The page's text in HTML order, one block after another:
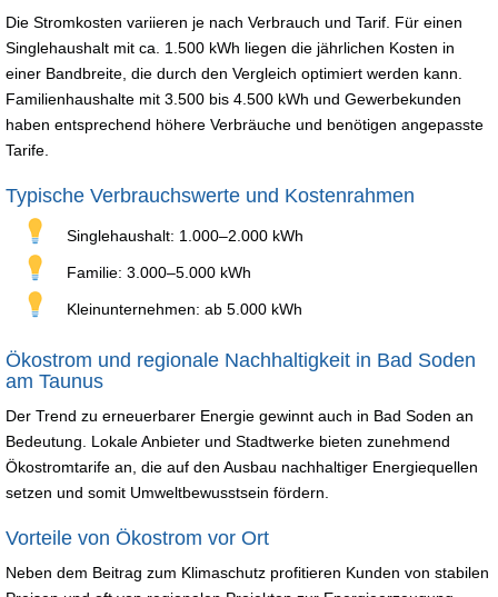
Die Stromkosten variieren je nach Verbrauch und Tarif. Für einen
Singlehaushalt mit ca. 1.500 kWh liegen die jährlichen Kosten in
einer Bandbreite, die durch den Vergleich optimiert werden kann.
Familienhaushalte mit 3.500 bis 4.500 kWh und Gewerbekunden
haben entsprechend höhere Verbräuche und benötigen angepasste
Tarife.
Typische Verbrauchswerte und Kostenrahmen
Singlehaushalt: 1.000–2.000 kWh
Familie: 3.000–5.000 kWh
Kleinunternehmen: ab 5.000 kWh
Ökostrom und regionale Nachhaltigkeit in Bad Soden
am Taunus
Der Trend zu erneuerbarer Energie gewinnt auch in Bad Soden an
Bedeutung. Lokale Anbieter und Stadtwerke bieten zunehmend
Ökostromtarife an, die auf den Ausbau nachhaltiger Energiequellen
setzen und somit Umweltbewusstsein fördern.
Vorteile von Ökostrom vor Ort
Neben dem Beitrag zum Klimaschutz profitieren Kunden von stabilen